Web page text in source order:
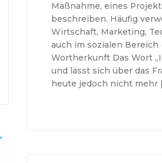
Maßnahme, eines
beschreiben. Häufig
Wirtschaft, Marketing,
auch im sozialen Bereich
Wortherkunft Das Wort
und lässt sich über das
heute jedoch nicht mehr